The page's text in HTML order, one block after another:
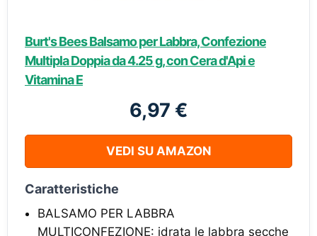
Burt's Bees Balsamo per Labbra, Confezione
Multipla Doppia da 4.25 g, con Cera d'Api e
Vitamina E
6,97 €
VEDI SU AMAZON
Caratteristiche
BALSAMO PER LABBRA
MULTICONFEZIONE: idrata le labbra secche